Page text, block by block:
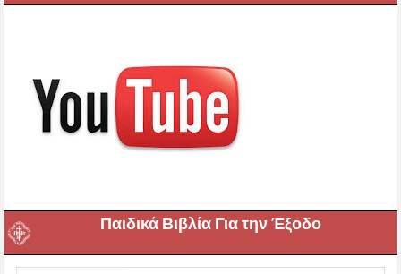
Παιδικά Βιβλία Για την Έξοδο